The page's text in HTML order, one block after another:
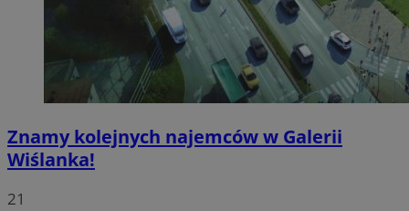
Znamy kolejnych najemców w Galerii
Wiślanka!
21